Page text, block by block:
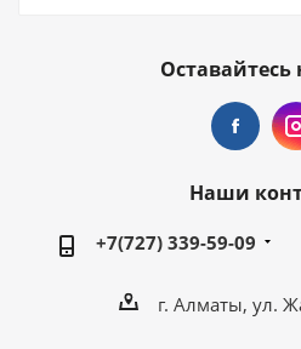
Оставайтесь
Наши
+7(727) 339-59-09
г. Алматы, ул.